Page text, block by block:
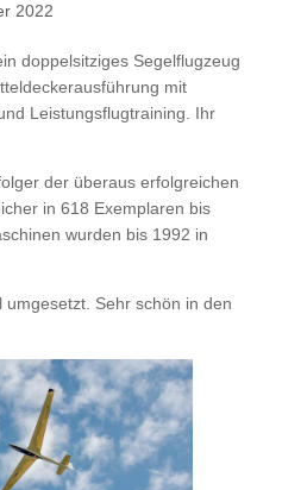
2022
doppelsitziges Segelflugzeug
mit
Leistungsflugtraining. Ihr
der überaus erfolgreichen
in 618 Exemplaren bis
wurden bis 1992 in
Sehr schön in den